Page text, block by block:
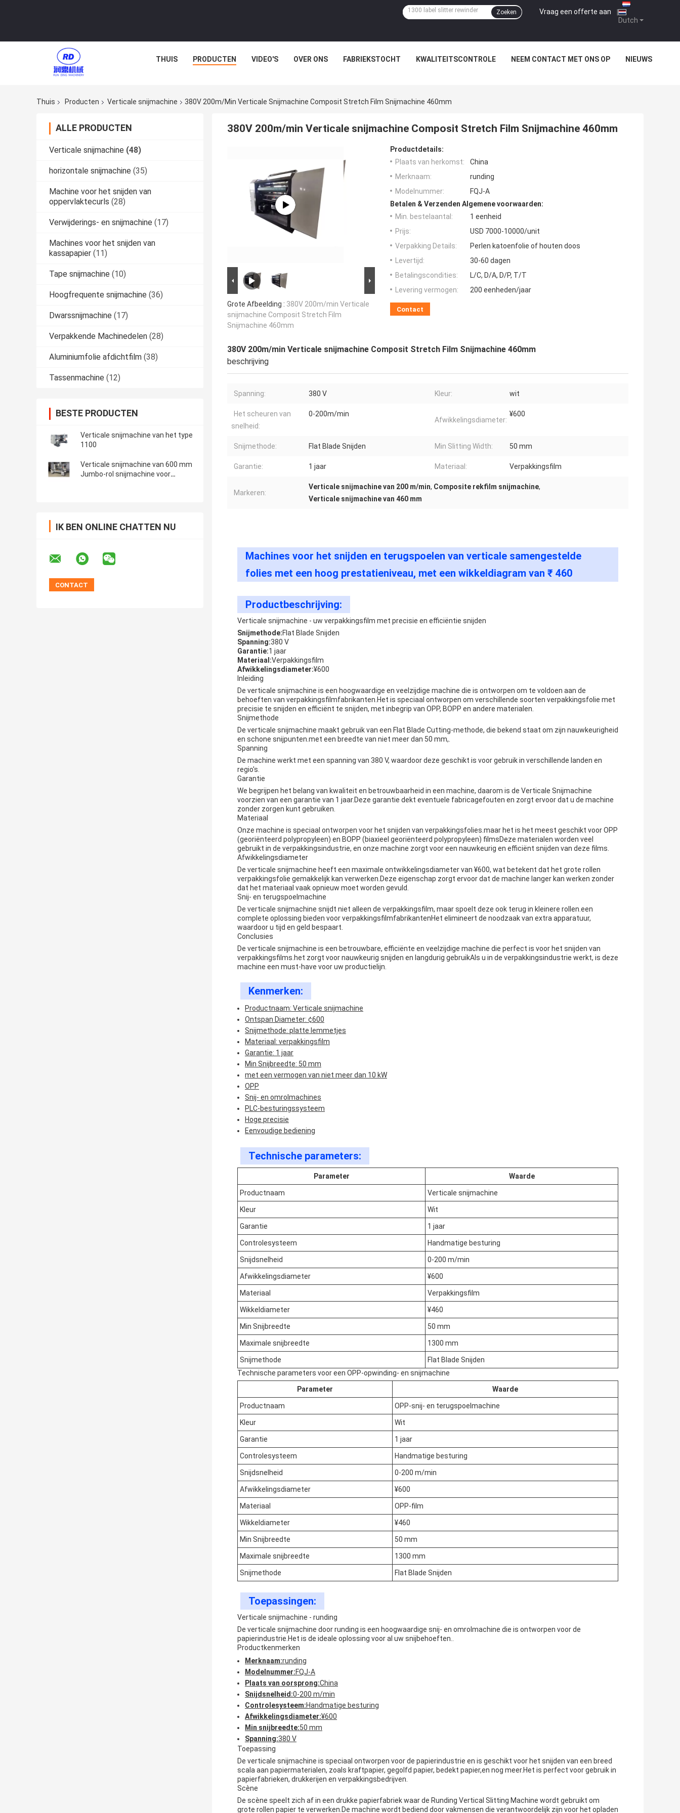
Dutch
Vraag een offerte aan |
Zoeken
THUIS PRODUCTEN VIDEO'S OVER ONS FABRIEKSTOCHT KWALITEITSCONTROLE NEEM CONTACT MET ONS OP NIEUWS
Thuis Producten Verticale snijmachine 380V 200m/min Verticale Snijmachine Composit Stretch Film Snijmachine 460mm
ALLE PRODUCTEN
Verticale snijmachine (48)
horizontale snijmachine (35)
Machine voor het snijden van
oppervlaktecurls (28)
Verwijderings- en snijmachine (17)
Machines voor het snijden van
kassapapier (11)
Tape snijmachine (10)
Hoogfrequente snijmachine (36)
Dwarssnijmachine (17)
Verpakkende Machinedelen (28)
Aluminiumfolie afdichtfilm (38)
Tassenmachine (12)
BESTE PRODUCTEN
Verticale snijmachine van het type
1100
Verticale snijmachine van 600 mm
Jumbo-rol snijmachine voor
IK BEN ONLINE CHATTEN NU
380V 200m/min Verticale snijmachine Composit Stretch Film Snijmachine 460mm
Grote Afbeelding : 380V 200m/min Verticale
snijmachine Composit Stretch Film
Snijmachine 460mm
Productdetails:
Plaats van herkomst:
China
Merknaam:
runding
Modelnummer:
FQJ-A
Betalen & Verzenden Algemene voorwaarden:
Min. bestelaantal:
1 eenheid
Prijs:
USD 7000-10000/unit
Verpakking Details:
Perlen katoenfolie of houten doos
Levertijd:
30-60 dagen
Betalingscondities:
L/C, D/A, D/P, T/T
Levering vermogen:
200 eenheden/jaar
Contact
380V 200m/min Verticale snijmachine Composit Stretch Film Snijmachine 460mm
beschrijving
Spanning: 380 V Kleur: wit
Het scheuren van
snelheid:
0-200m/min
Afwikkelingsdiameter:
¥600
Snijmethode: Flat Blade Snijden Min Slitting Width: 50 mm
Garantie: 1 jaar Materiaal: Verpakkingsfilm
Markeren:
Verticale snijmachine van 200 m/min, Composite rekfilm snijmachine,
Verticale snijmachine van 460 mm
Machines voor het snijden en terugspoelen van verticale samengestelde
folies met een hoog prestatieniveau, met een wikkeldiagram van ₹ 460
Productbeschrijving:
Verticale snijmachine - uw verpakkingsfilm met precisie en efficiëntie snijden
Snijmethode:Flat Blade Snijden
Spanning:380 V
Garantie:1 jaar
Materiaal:Verpakkingsfilm
Afwikkelingsdiameter:¥600
Inleiding
De verticale snijmachine is een hoogwaardige en veelzijdige machine die is ontworpen om te voldoen aan de
behoeften van verpakkingsfilmfabrikanten.Het is speciaal ontworpen om verschillende soorten verpakkingsfolie met
precisie te snijden en efficiënt te snijden, met inbegrip van OPP, BOPP en andere materialen.
Snijmethode
De verticale snijmachine maakt gebruik van een Flat Blade Cutting-methode, die bekend staat om zijn nauwkeurigheid
en schone snijpunten.met een breedte van niet meer dan 50 mm,.
Spanning
De machine werkt met een spanning van 380 V, waardoor deze geschikt is voor gebruik in verschillende landen en
regio's.
Garantie
We begrijpen het belang van kwaliteit en betrouwbaarheid in een machine, daarom is de Verticale Snijmachine
voorzien van een garantie van 1 jaar.Deze garantie dekt eventuele fabricagefouten en zorgt ervoor dat u de machine
zonder zorgen kunt gebruiken.
Materiaal
Onze machine is speciaal ontworpen voor het snijden van verpakkingsfolies.maar het is het meest geschikt voor OPP
(georiënteerd polypropyleen) en BOPP (biaxieel georiënteerd polypropyleen) filmsDeze materialen worden veel
gebruikt in de verpakkingsindustrie, en onze machine zorgt voor een nauwkeurig en efficiënt snijden van deze films.
Afwikkelingsdiameter
De verticale snijmachine heeft een maximale ontwikkelingsdiameter van ¥600, wat betekent dat het grote rollen
verpakkingsfolie gemakkelijk kan verwerken.Deze eigenschap zorgt ervoor dat de machine langer kan werken zonder
dat het materiaal vaak opnieuw moet worden gevuld.
Snij- en terugspoelmachine
De verticale snijmachine snijdt niet alleen de verpakkingsfilm, maar spoelt deze ook terug in kleinere rollen.een
complete oplossing bieden voor verpakkingsfilmfabrikantenHet elimineert de noodzaak van extra apparatuur,
waardoor u tijd en geld bespaart.
Conclusies
De verticale snijmachine is een betrouwbare, efficiënte en veelzijdige machine die perfect is voor het snijden van
verpakkingsfilms.het zorgt voor nauwkeurig snijden en langdurig gebruikAls u in de verpakkingsindustrie werkt, is deze
machine een must-have voor uw productielijn.
Kenmerken:
Productnaam: Verticale snijmachine
Ontspan Diameter: ¢600
Snijmethode: platte lemmetjes
Materiaal: verpakkingsfilm
Garantie: 1 jaar
Min Snijbreedte: 50 mm
met een vermogen van niet meer dan 10 kW
OPP
Snij- en omrolmachines
PLC-besturingssysteem
Hoge precisie
Eenvoudige bediening
Technische parameters:
Parameter Waarde
Productnaam Verticale snijmachine
Kleur Wit
Garantie 1 jaar
Controlesysteem Handmatige besturing
Snijdsnelheid 0-200 m/min
Afwikkelingsdiameter ¥600
Materiaal Verpakkingsfilm
Wikkeldiameter ¥460
Min Snijbreedte 50 mm
Maximale snijbreedte 1300 mm
Snijmethode
Flat Blade Snijden
Technische parameters voor een OPP-opwinding- en snijmachine
Parameter
Waarde
Productnaam OPP-snij- en terugspoelmachine
Kleur Wit
Garantie 1 jaar
Controlesysteem Handmatige besturing
Snijdsnelheid 0-200 m/min
Afwikkelingsdiameter ¥600
Materiaal OPP-film
Wikkeldiameter ¥460
Min Snijbreedte 50 mm
Maximale snijbreedte 1300 mm
Snijmethode Flat Blade Snijden
Toepassingen:
Verticale snijmachine - runding
De verticale snijmachine door runding is een hoogwaardige snij- en omrolmachine die is ontworpen voor de
papierindustrie.Het is de ideale oplossing voor al uw snijbehoeften..
Productkenmerken
Merknaam:runding
Modelnummer:FQJ-A
Plaats van oorsprong:China
Snijdsnelheid:0-200 m/min
Controlesysteem:Handmatige besturing
Afwikkelingsdiameter:¥600
Min snijbreedte:50 mm
Spanning:380 V
Toepassing
De verticale snijmachine is speciaal ontworpen voor de papierindustrie en is geschikt voor het snijden van een breed
scala aan papiermaterialen, zoals kraftpapier, gegolfd papier, bedekt papier,en nog meer.Het is perfect voor gebruik in
papierfabrieken, drukkerijen en verpakkingsbedrijven.
Scène
De scène speelt zich af in een drukke papierfabriek waar de Runding Vertical Slitting Machine wordt gebruikt om
grote rollen papier te verwerken.De machine wordt bediend door vakmensen die verantwoordelijk zijn voor het opladen